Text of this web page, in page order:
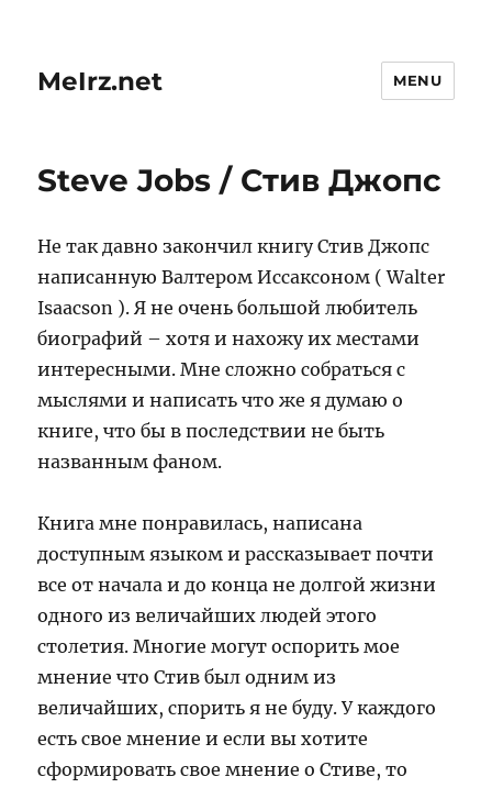
MeIrz.net MENU
Steve Jobs / Стив Джопс
Не так давно закончил книгу Стив Джопс
написанную Валтером Иссаксоном ( Walter
Isaacson ). Я не очень большой любитель
биографий – хотя и нахожу их местами
интересными. Мне сложно собраться с
мыслями и написать что же я думаю о
книге, что бы в последствии не быть
названным фаном.
Книга мне понравилась, написана
доступным языком и рассказывает почти
все от начала и до конца не долгой жизни
одного из величайших людей этого
столетия. Многие могут оспорить мое
мнение что Стив был одним из
величайших, спорить я не буду. У каждого
есть свое мнение и если вы хотите
сформировать свое мнение о Стиве, то